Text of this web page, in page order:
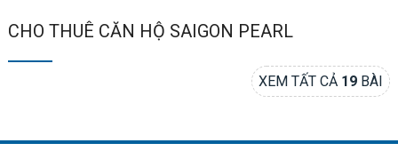
CHO THUÊ CĂN HỘ SAIGON PEARL
XEM TẤT CẢ 19 BÀI